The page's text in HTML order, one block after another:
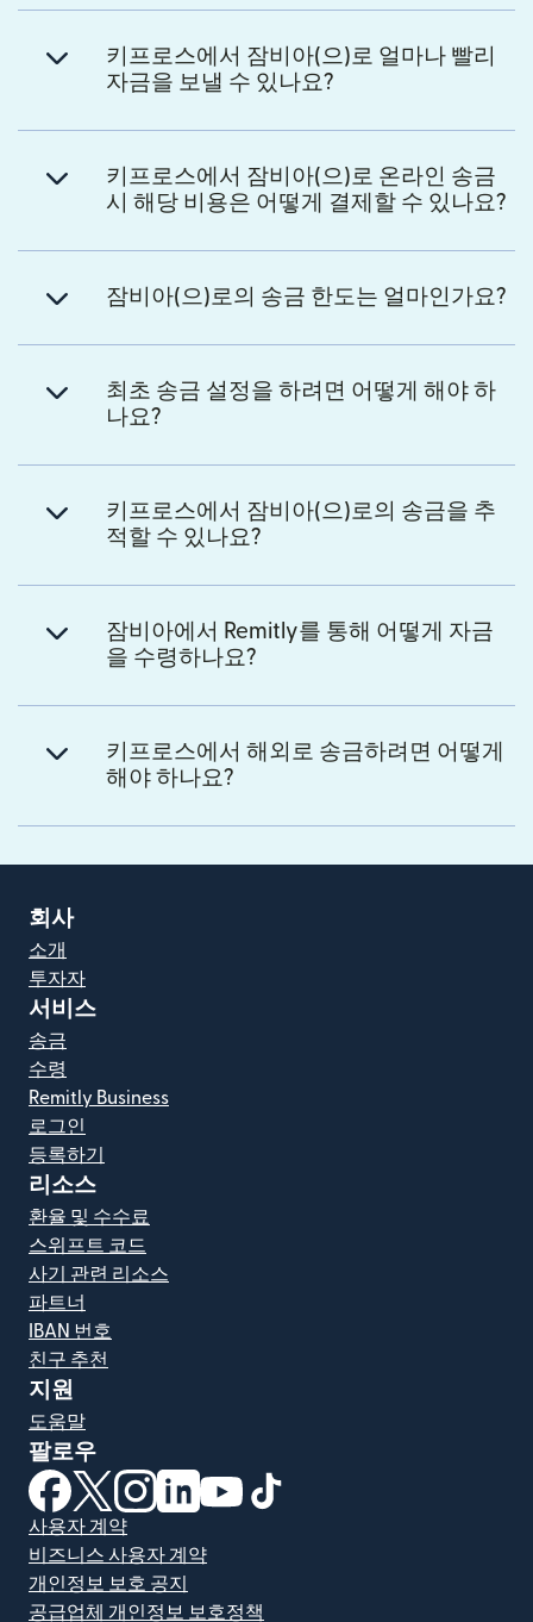
키프로스에서 잠비아(으)로 얼마나 빨리
자금을 보낼 수 있나요?
키프로스에서 잠비아(으)로 온라인 송금
시 해당 비용은 어떻게 결제할 수 있나요?
잠비아(으)로의 송금 한도는 얼마인가요?
최초 송금 설정을 하려면 어떻게 해야 하
나요?
키프로스에서 잠비아(으)로의 송금을 추
적할 수 있나요?
잠비아에서 Remitly를 통해 어떻게 자금
을 수령하나요?
키프로스에서 해외로 송금하려면 어떻게
해야 하나요?
회사
소개
투자자
서비스
송금
수령
Remitly Business
로그인
등록하기
리소스
환율 및 수수료
스위프트 코드
사기 관련 리소스
파트너
IBAN 번호
친구 추천
지원
도움말
팔로우
(새 창에서 열림)
(새 창에서 열림)
(새 창에서 열림)
(새 창에서 열림)
(새 창에서 열림)
사용자 계약
비즈니스 사용자 계약
개인정보 보호 공지
공급업체 개인정보 보호정책